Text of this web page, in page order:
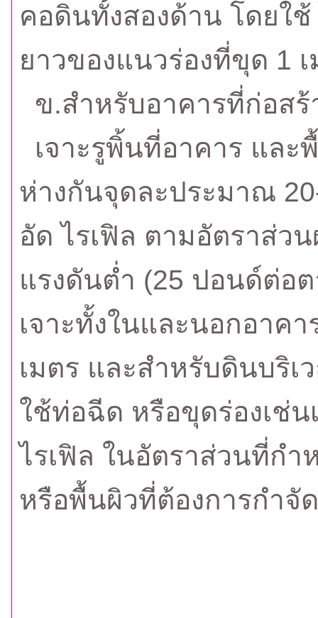
คอดินทั้งสองด้าน โดยใ
ยาวของแนวร่องที่ขุด 1
ข.สำหรับอาคารที่ก่อสร้
เจาะรูพิ้นที่อาคาร แล
ห่างกันจุดละประมาณ
อัด ไรเฟิล ตามอัตราส่ว
แรงดันต่ำ (25 ปอนด์ต่อ
เจาะทั้งในและนอกอาค
เมตร และสำหรับดินบริ
ใช้ท่อฉีด หรือขุดร่องเช่
ไรเฟิล ในอัตราส่วนที่ก
หรือพื้นผิวที่ต้องการกำจั